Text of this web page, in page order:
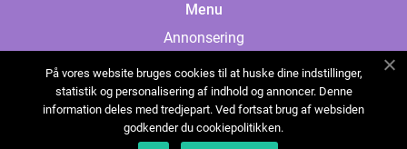
Menu
Annonsering
Cookies
Kontakta oss
Sitemap
På vores website bruges cookies til at huske dine indstillinger,
statistik og personalisering af indhold og annoncer. Denne
information deles med tredjepart. Ved fortsat brug af websiden
godkender du cookiepolitikken.